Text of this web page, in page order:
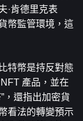
·肯德里克表
幣監管環境，這
特幣是持反對態
產品，並在
，還指出加密貨
看法的轉變預示